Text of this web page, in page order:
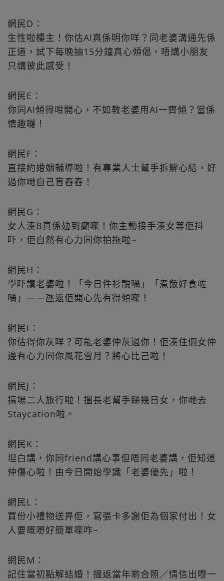
網民D：
生性啦樓主！你估AI真係明你咩？同老婆溝通先係
正道，試下每晚抽15分鐘真心傾偈，唔講小朋友
只講彼此感受！
網民E：
你同AI傾得咁開心，不如教老婆用AI一齊傾？當係
情趣囉！
網民F：
直接約婚姻輔導啦！有專業人士幫手拆解心結，好
過你哋自己盲舂舂！
網民G：
女人湊B真係攰到癲㗎！你主動接手湊女等佢抖
吓，佢自然有心力同你拍拖啦~
網民H：
學吓讚老婆啦！「今日件衫靚喎」「煮飯好食咗
喎」——氹返佢開心先有得傾㗎！
網民I：
你估得你灰咩？可能老婆仲灰過你！佢湊住個女仲
邊有心力同你風花雪月？將心比己啦！
網民J：
搞場二人旅行啦！搵長老幫手睇幾日女，你哋去
Staycation啦。
網民K：
坦白講，你同friend講心事但唔同老婆講，佢知道
仲傷心啦！由今日開始學識「老婆優先」啦！
網民L：
買份小禮物送畀佢，寫張卡多謝佢為個家付出！女
人要嘅嘢好簡單㗎咋~
網民M：
記住當初點解結婚！搵返當年啲合照／情信出嚟一